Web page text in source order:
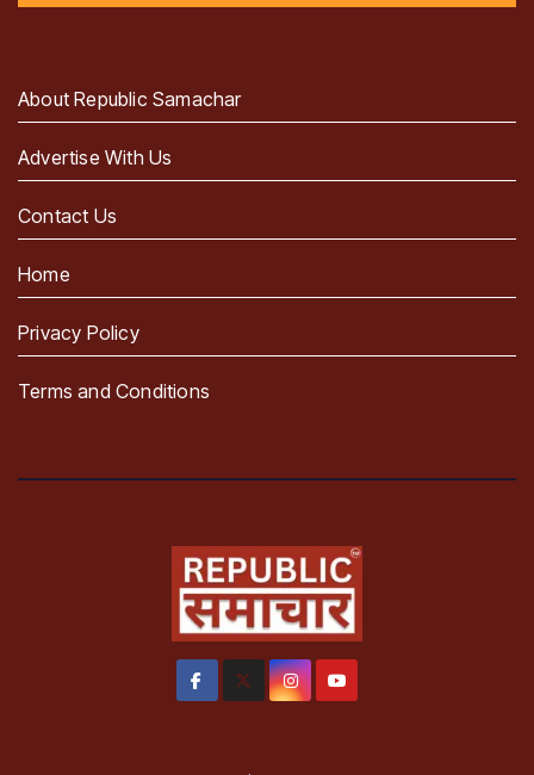
About Republic Samachar
Advertise With Us
Contact Us
Home
Privacy Policy
Terms and Conditions